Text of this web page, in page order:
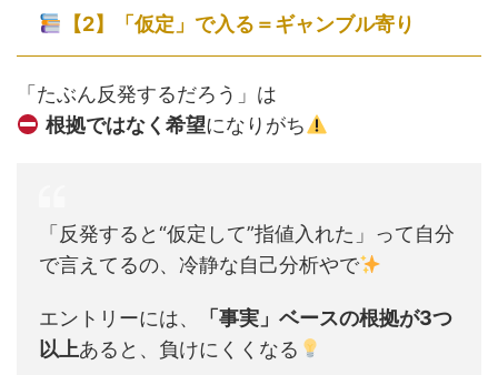
【2】「仮定」で入る＝ギャンブル寄り
「たぶん反発するだろう」は
根拠ではなく希望になりがち
「反発すると“仮定して”指値入れた」って自分
で言えてるの、冷静な自己分析やで
エントリーには、
「事実」ベースの根拠が3つ
以上あると、負けにくくなる